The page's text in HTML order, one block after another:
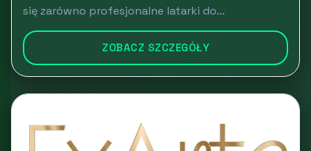
się zarówno profesjonalne latarki do...
ZOBACZ SZCZEGÓŁY